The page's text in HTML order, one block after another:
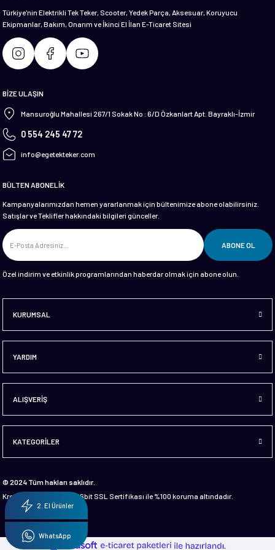
Türkiye'nin Elektrikli Tek Teker, Scooter, Yedek Parça, Aksesuar, Koruyucu
Ekipmanlar, Bakım, Onarım ve İkinci El İlan E-Ticaret Sitesi
BİZE ULAŞIN
Mansuroğlu Mahallesi 267/1 Sokak No : 6/D Özkanlart Apt. Bayraklı-İzmir
0 554 245 47 72
info@egetekteker.com
KURUMSAL
YARDIM
ALIŞVERİŞ
KATEGORİLER
BÜLTEN ABONELİK
Kampanyalarımızdan hemen yararlanmak için bültenimize abone olabilirsiniz.
Satışlar ve Teklifler hakkındaki bilgileri günceller.
ABONE OL
Özel indirim ve etkinlik programlarından haberdar olmak için abone olun.
© 2024 Tüm hakları saklıdır.
Kredi kartı bilgileriniz 256bit SSL Sertifikası ile %100 koruma altındadır.
2. El Ürünler
WhatsApp
ideasoft e-